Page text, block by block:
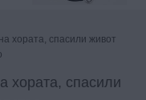
хората, спасили живот
хората, спасили